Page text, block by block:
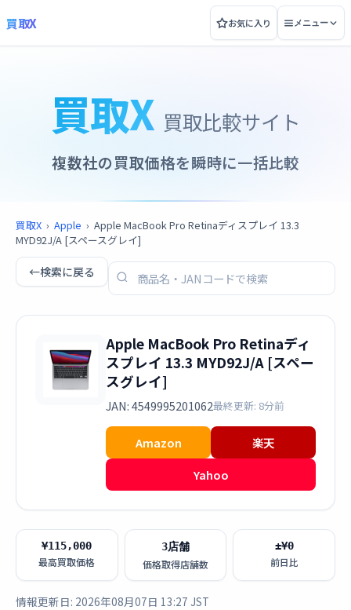
買取X お気に入り メニュー
買取X 買取比較サイト
複数社の買取価格を瞬時に一括比較
買取X › Apple › Apple MacBook Pro Retinaディスプレイ 13.3
MYD92J/A [スペースグレイ]
←検索に戻る
Apple MacBook Pro Retinaディ
スプレイ 13.3 MYD92J/A [スペー
スグレイ]
JAN: 4549995201062最終更新: 8分前
Amazon
楽天
Yahoo
¥115,000
最高買取価格
3店舗
価格取得店舗数
±¥0
前日比
情報更新日: 2026年08月07日 13:27 JST